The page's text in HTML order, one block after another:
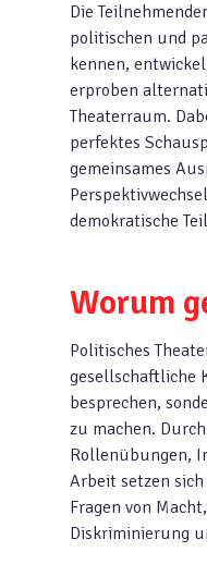
Die
politischen und
kennen,
erproben
Theaterraum.
perfektes
gemeinsames
demokratische
Worum
Politisches
gesellschaftliche
besprechen,
zu machen.
Rollenübungen,
Arbeit setzen
Fragen von
Diskriminierung